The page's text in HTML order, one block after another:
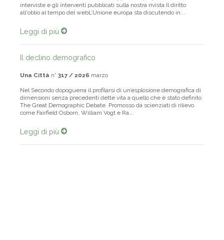
interviste e gli interventi pubblicati sulla nostra rivista.Il diritto
all'oblio al tempo del webL’Unione europa sta discutendo in...
Leggi di più
Il declino demografico
Una Città n° 317 / 2026 marzo
Nel Secondo dopoguerra il profilarsi di un’esplosione demografica di
dimensioni senza precedenti dette vita a quello che è stato definito
The Great Demographic Debate. Promosso da scienziati di rilievo
come Fairfield Osborn, William Vogt e Ra...
Leggi di più